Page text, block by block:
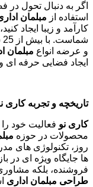
اگر به دنبال تحول در
استفاده از مبلمان
کارآمد و زیبا ایجاد کنید،
و عرضه انواع مبلمان
ایجاد فضایی حرفه
تاریخچه و تجربه کاری
کاری نو فعالیت خود را
محصولات در حوزه
روز، تکنولوژی های
ها جایگاه ویژه ای در
فروشنده، بلکه
طراحی مبلمان اداری